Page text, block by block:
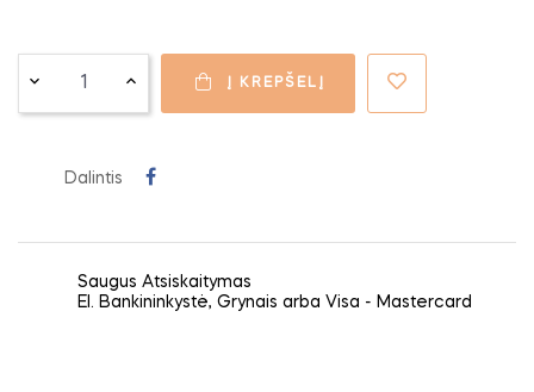
Į KREPŠELĮ
Dalintis
Saugus Atsiskaitymas
El. Bankininkystė, Grynais arba Visa - Mastercard